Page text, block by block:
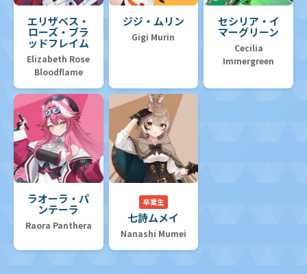
エリザベス・
ローズ・ブラ
ッドフレイム
Elizabeth Rose
Bloodflame
ジジ・ムリン
Gigi Murin
セシリア・イ
マーグリーン
Cecilia
Immergreen
ラオーラ・パ
ンテーラ
Raora Panthera
卒業生
七詩ムメイ
Nanashi Mumei